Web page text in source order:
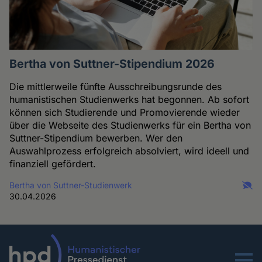
Bertha von Suttner-Stipendium 2026
Die mittlerweile fünfte Ausschreibungsrunde des
humanistischen Studienwerks hat begonnen. Ab sofort
können sich Studierende und Promovierende wieder
über die Webseite des Studienwerks für ein Bertha von
Suttner-Stipendium bewerben. Wer den
Auswahlprozess erfolgreich absolviert, wird ideell und
finanziell gefördert.
Bertha von Suttner-Studienwerk
30.04.2026